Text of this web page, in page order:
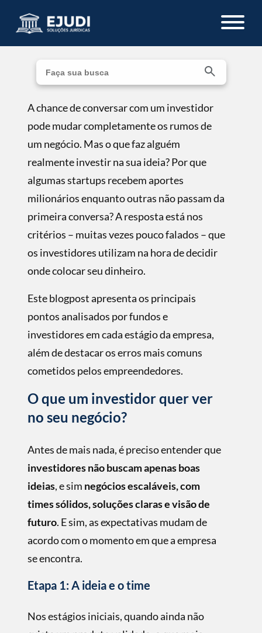
A chance de conversar com um investidor
pode mudar completamente os rumos de
um negócio. Mas o que faz alguém
realmente investir na sua ideia? Por que
algumas startups recebem aportes
milionários enquanto outras não passam da
primeira conversa? A resposta está nos
critérios – muitas vezes pouco falados – que
os investidores utilizam na hora de decidir
onde colocar seu dinheiro.
Este blogpost apresenta os principais
pontos analisados por fundos e
investidores em cada estágio da empresa,
além de destacar os erros mais comuns
cometidos pelos empreendedores.
O que um investidor quer ver
no seu negócio?
Antes de mais nada, é preciso entender que
investidores não buscam apenas boas
ideias, e sim negócios escaláveis, com
times sólidos, soluções claras e visão de
futuro. E sim, as expectativas mudam de
acordo com o momento em que a empresa
se encontra.
Etapa 1: A ideia e o time
Nos estágios iniciais, quando ainda não